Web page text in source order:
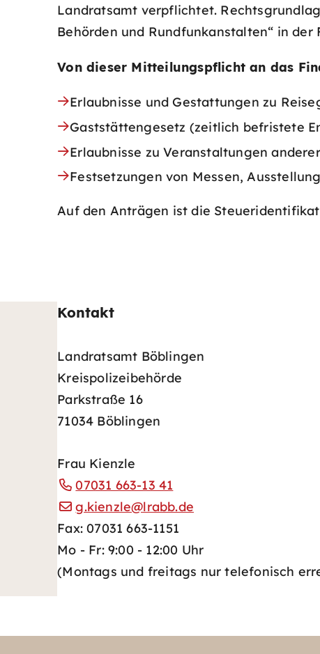
Landratsamt verpflichtet.
Behörden und Rundfunkanstalten“ in der
Von dieser Mitteilungspflicht an das
Erlaubnisse und Gestattungen zu
Gaststättengesetz (zeitlich befristete
Erlaubnisse zu Veranstaltungen
Festsetzungen von Messen,
Auf den Anträgen ist die
Kontakt
Landratsamt Böblingen
Kreispolizeibehörde
Parkstraße 16
71034 Böblingen
Frau Kienzle
07031 663-13 41
g.kienzle@lrabb.de
Fax: 07031 663-1151
Mo - Fr: 9:00 - 12:00 Uhr
(Montags und freitags nur telefonisch